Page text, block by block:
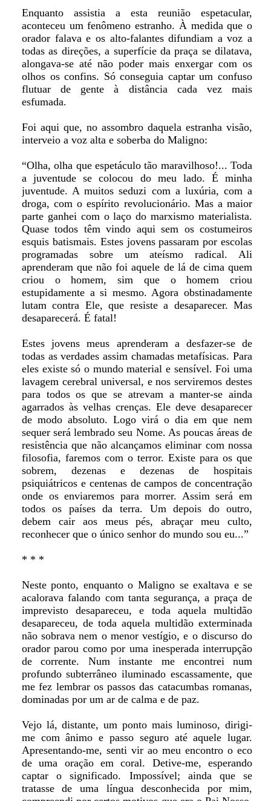
Enquanto assistia a esta reunião espetacular,
aconteceu um fenômeno estranho. À medida que o
orador falava e os alto-falantes difundiam a voz a
todas as direções, a superfície da praça se dilatava,
alongava-se até não poder mais enxergar com os
olhos os confins. Só conseguia captar um confuso
flutuar de gente à distância cada vez mais
esfumada.
Foi aqui que, no assombro daquela estranha visão,
interveio a voz alta e soberba do Maligno:
“Olha, olha que espetáculo tão maravilhoso!... Toda
a juventude se colocou do meu lado. É minha
juventude. A muitos seduzi com a luxúria, com a
droga, com o espírito revolucionário. Mas a maior
parte ganhei com o laço do marxismo materialista.
Quase todos têm vindo aqui sem os costumeiros
esquis batismais. Estes jovens passaram por escolas
programadas sobre um ateísmo radical. Ali
aprenderam que não foi aquele de lá de cima quem
criou o homem, sim que o homem criou
estupidamente a si mesmo. Agora obstinadamente
lutam contra Ele, que resiste a desaparecer. Mas
desaparecerá. É fatal!
Estes jovens meus aprenderam a desfazer-se de
todas as verdades assim chamadas metafísicas. Para
eles existe só o mundo material e sensível. Foi uma
lavagem cerebral universal, e nos serviremos destes
para todos os que se atrevam a manter-se ainda
agarrados às velhas crenças. Ele deve desaparecer
de modo absoluto. Logo virá o dia em que nem
sequer será lembrado seu Nome. As poucas áreas de
resistência que não alcançamos eliminar com nossa
filosofia, faremos com o terror. Existe para os que
sobrem, dezenas e dezenas de hospitais
psiquiátricos e centenas de campos de concentração
onde os enviaremos para morrer. Assim será em
todos os países da terra. Um depois do outro,
debem cair aos meus pés, abraçar meu culto,
reconhecer que o único senhor do mundo sou eu...”
* * *
Neste ponto, enquanto o Maligno se exaltava e se
acalorava falando com tanta segurança, a praça de
imprevisto desapareceu, e toda aquela multidão
desapareceu, de toda aquela multidão exterminada
não sobrava nem o menor vestígio, e o discurso do
orador parou como por uma inesperada interrupção
de corrente. Num instante me encontrei num
profundo subterrâneo iluminado escassamente, que
me fez lembrar os passos das catacumbas romanas,
dominadas por um ar de calma e de paz.
Vejo lá, distante, um ponto mais luminoso, dirigi-
me com ânimo e passo seguro até aquele lugar.
Apresentando-me, senti vir ao meu encontro o eco
de uma oração em coral. Detive-me, esperando
captar o significado. Impossível; ainda que se
tratasse de uma língua desconhecida por mim,